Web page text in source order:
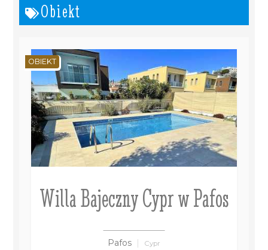
Obiekt
Willa Bajeczny Cypr w Pafos
Pafos Cypr
OBIEKT